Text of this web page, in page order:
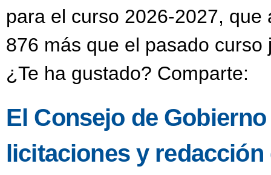
para el curso 2026-2027,
876 más que el pasado
¿Te ha gustado? Comparte:
El Consejo de
licitaciones y